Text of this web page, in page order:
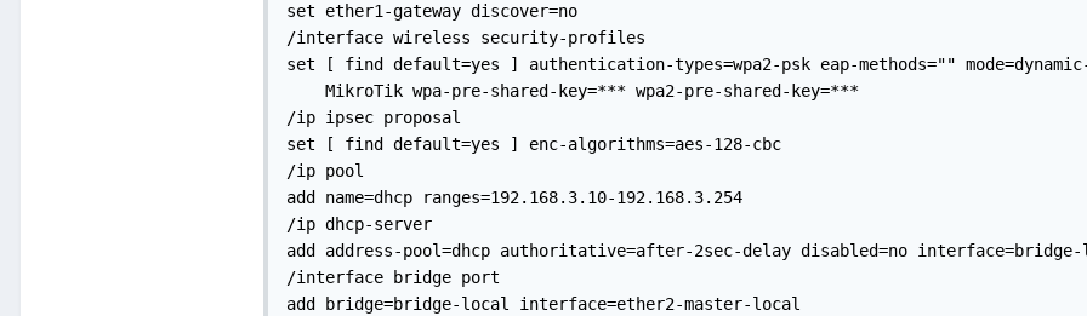
set ether1-gateway discover=no
/interface wireless security-profiles
set [ find default=yes ] authentication-types=wpa2-psk eap-methods=""
    MikroTik wpa-pre-shared-key=*** wpa2-pre-shared-key=***
/ip ipsec proposal
set [ find default=yes ] enc-algorithms=aes-128-cbc
/ip pool
add name=dhcp ranges=192.168.3.10-192.168.3.254
/ip dhcp-server
add address-pool=dhcp authoritative=after-2sec-delay disabled=no interface=bridge-
/interface bridge port
add bridge=bridge-local interface=ether2-master-local